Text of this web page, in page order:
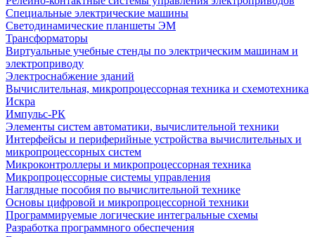
Специальные электрические машины
Светодинамические планшеты ЭМ
Трансформаторы
Виртуальные учебные стенды по электрическим машинам и
электроприводу
Электроснабжение зданий
Вычислительная, микропроцессорная техника и схемотехника
Искра
Импульс-РК
Элементы систем автоматики, вычислительной техники
Интерфейсы и периферийные устройства вычислительных и
микропроцессорных систем
Микроконтроллеры и микропроцессорная техника
Микропроцессорные системы управления
Наглядные пособия по вычислительной технике
Основы цифровой и микропроцессорной техники
Программируемые логические интегральные схемы
Разработка программного обеспечения